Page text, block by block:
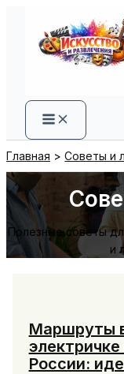
содержимому
Главная Советы и
Полезные советы
и
Маршруты
России: